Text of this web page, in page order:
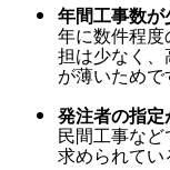
年間工事数が
年に数件程
担は少なく
が薄いためで
発注者の指定
民間工事な
求められてい